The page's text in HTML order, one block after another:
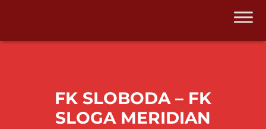
FK SLOBODA – FK
SLOGA MERIDIAN